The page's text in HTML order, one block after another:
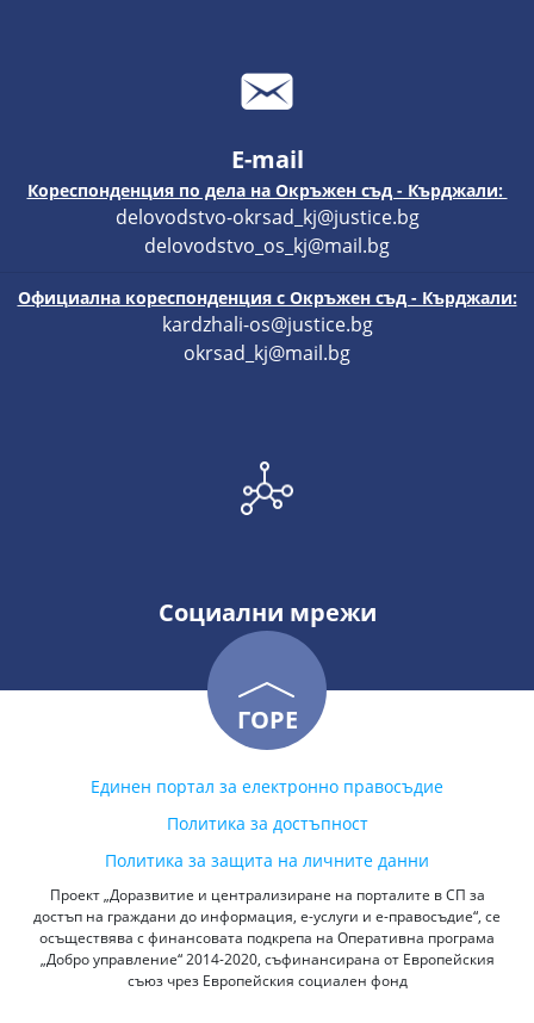
E-mail
Кореспонденция по дела на Окръжен съд - Кърджали:
delovodstvo-okrsad_kj@justice.bg
delovodstvo_os_kj@mail.bg
Официална кореспонденция с Окръжен съд - Кърджали:
kardzhali-os@justice.bg
okrsad_kj@mail.bg
Социални мрежи
ГОРЕ
Единен портал за електронно правосъдие
Политика за достъпност
Политика за защита на личните данни
Проект „Доразвитие и централизиране на порталите в СП за
достъп на граждани до информация, е-услуги и е-правосъдие“, се
осъществява с финансовата подкрепа на Оперативна програма
„Добро управление“ 2014-2020, съфинансирана от Европейския
съюз чрез Европейския социален фонд